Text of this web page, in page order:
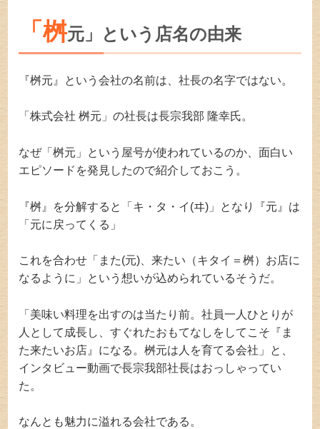
「桝元」という店名の由来
『桝元』という会社の名前は、社長の名字ではない。
「株式会社 桝元」の社長は長宗我部 隆幸氏。
なぜ「桝元」という屋号が使われているのか、面白い
エピソードを発見したので紹介しておこう。
『桝』を分解すると「キ・タ・イ(ヰ)」となり『元』は
「元に戻ってくる」
これを合わせ「また(元)、来たい（キタイ＝桝）お店に
なるように」という想いが込められているそうだ。
「美味い料理を出すのは当たり前。社員一人ひとりが
人として成長し、すぐれたおもてなしをしてこそ『ま
た来たいお店』になる。桝元は人を育てる会社」と、
インタビュー動画で長宗我部社長はおっしゃってい
た。
なんとも魅力に溢れる会社である。